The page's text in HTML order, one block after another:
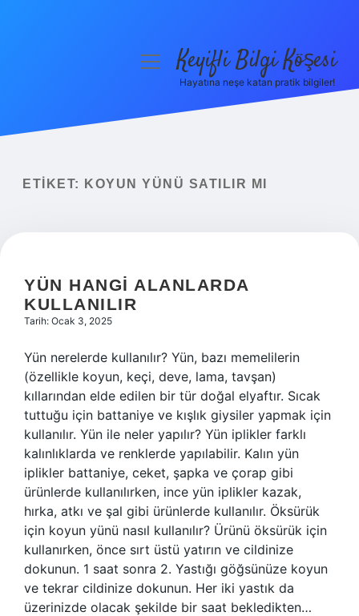
Yasal Uyarı
menüyüKeyifli Bilgi Köşesi
Hayatına neşe katan pratik bilgiler!
ETIKET: KOYUN YÜNÜ SATILIR MI
YÜN HANGI ALANLARDA
KULLANILIR
Tarih: Ocak 3, 2025
Yün nerelerde kullanılır? Yün, bazı memelilerin
(özellikle koyun, keçi, deve, lama, tavşan)
kıllarından elde edilen bir tür doğal elyaftır. Sıcak
tuttuğu için battaniye ve kışlık giysiler yapmak için
kullanılır. Yün ile neler yapılır? Yün iplikler farklı
kalınlıklarda ve renklerde yapılabilir. Kalın yün
iplikler battaniye, ceket, şapka ve çorap gibi
ürünlerde kullanılırken, ince yün iplikler kazak,
hırka, atkı ve şal gibi ürünlerde kullanılır. Öksürük
için koyun yünü nasıl kullanılır? Ürünü öksürük için
kullanırken, önce sırt üstü yatırın ve cildinize
dokunun. 1 saat sonra 2. Yastığı göğsünüze koyun
ve tekrar cildinize dokunun. Her iki yastık da
üzerinizde olacak şekilde bir saat bekledikten…